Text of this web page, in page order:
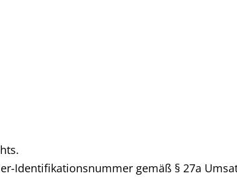
Identifikationsnummer gemäß § 27a